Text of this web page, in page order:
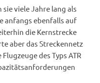
viele Jahre lang als
anfangs ebenfalls auf
die Kernstrecke
aber das Streckennetz
des Typs ATR